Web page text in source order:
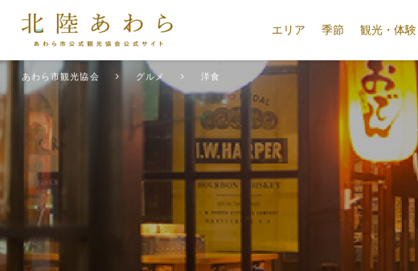
エリア 季節 観光・体験
あわら市観光協会 グルメ 洋食